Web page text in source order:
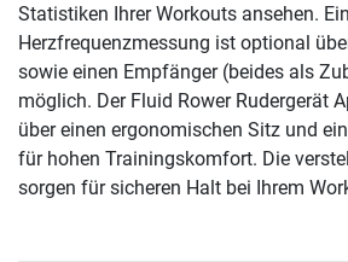
Statistiken Ihrer Workouts ansehen.
Herzfrequenzmessung ist optional
sowie einen Empfänger (beides als
möglich. Der Fluid Rower Rudergerät
über einen ergonomischen Sitz und
für hohen Trainingskomfort. Die
sorgen für sicheren Halt bei Ihrem